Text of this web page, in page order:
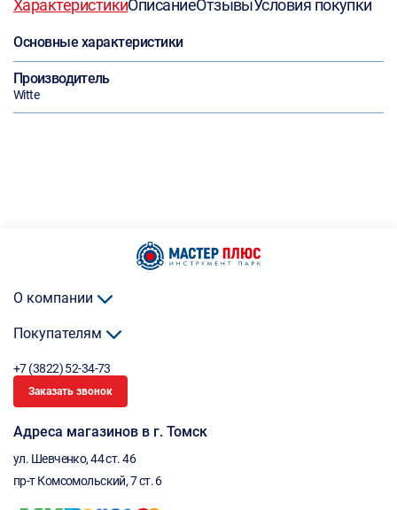
ХарактеристикиОписаниеОтзывыУсловия покупки
Основные характеристики
Производитель
Witte
О компании
Покупателям
+7 (3822) 52-34-73
Заказать звонок
Адреса магазинов в г. Томск
ул. Шевченко, 44 ст. 46
пр-т Комсомольский, 7 ст. 6